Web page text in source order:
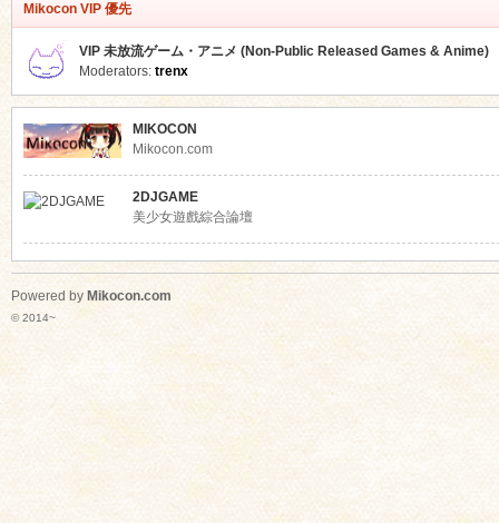
Mikocon VIP 優先
VIP 未放流ゲーム・アニメ (Non-Public Released Games & Anime)
Moderators: trenx
MIKOCON
Mikocon.com
2DJGAME
美少女遊戲綜合論壇
Powered by Mikocon.com
© 2014~